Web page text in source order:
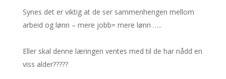
Synes det er viktig at de ser sammenhengen mellom
arbeid og lønn – mere jobb= mere lønn …..
Eller skal denne læringen ventes med til de har nådd en
viss alder?????